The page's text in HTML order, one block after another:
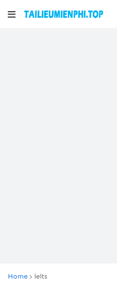
Home ielts